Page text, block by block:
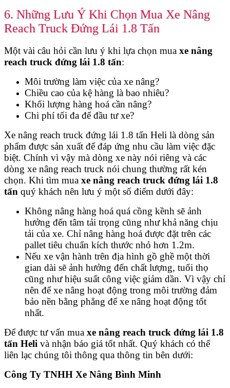
6. Những Lưu Ý Khi Chọn Mua Xe Nâng
Reach Truck Đứng Lái 1.8 Tấn
Một vài câu hỏi cần lưu ý khi lựa chọn mua xe nâng
reach truck đứng lái 1.8 tấn:
Môi trường làm việc của xe nâng?
Chiều cao của kệ hàng là bao nhiêu?
Khối lượng hàng hoá cần nâng?
Chi phí tối đa để đầu tư xe?
Xe nâng reach truck đứng lái 1.8 tấn Heli là dòng sản
phẩm được sản xuất để đáp ứng nhu cầu làm việc đặc
biệt. Chính vì vậy mà dòng xe này nói riêng và các
dòng xe nâng reach truck nói chung thường rất kén
chọn. Khi tìm mua xe nâng reach truck đứng lái 1.8
tấn quý khách nên lưu ý một số điểm dưới đây:
Không nâng hàng hoá quá cồng kềnh sẽ ảnh
hưởng đến tâm tải trọng cũng như khả năng chịu
tải của xe. Chỉ nâng hàng hoá được đặt trên các
pallet tiêu chuẩn kích thước nhỏ hơn 1.2m.
Nếu xe vận hành trên địa hình gồ ghề một thời
gian dài sẽ ảnh hưởng đến chất lượng, tuổi thọ
cũng như hiệu suất công việc giảm dần. Vì vậy chỉ
nên để xe nâng hoạt động trong môi trường đảm
bảo nền bằng phẳng để xe nâng hoạt động tốt
nhất.
Để được tư vấn mua xe nâng reach truck đứng lái 1.8
tấn Heli và nhận báo giá tốt nhất. Quý khách có thể
liên lạc chúng tôi thông qua thông tin bên dưới:
Công Ty TNHH Xe Nâng Bình Minh